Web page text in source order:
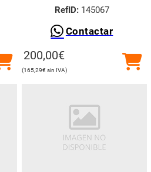
RefID:145067
Contactar
200,00€
165,29€